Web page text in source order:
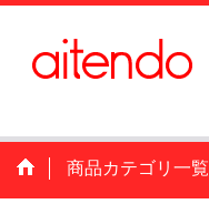
商品カテゴリ一覧